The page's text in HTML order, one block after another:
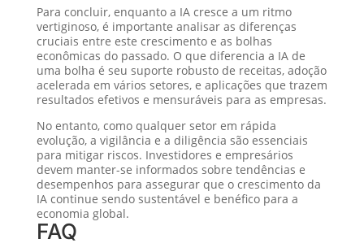
Para concluir, enquanto a IA cresce a um ritmo
vertiginoso, é importante analisar as diferenças
cruciais entre este crescimento e as bolhas
econômicas do passado. O que diferencia a IA de
uma bolha é seu suporte robusto de receitas, adoção
acelerada em vários setores, e aplicações que trazem
resultados efetivos e mensuráveis para as empresas.
No entanto, como qualquer setor em rápida
evolução, a vigilância e a diligência são essenciais
para mitigar riscos. Investidores e empresários
devem manter-se informados sobre tendências e
desempenhos para assegurar que o crescimento da
IA continue sendo sustentável e benéfico para a
economia global.
FAQ